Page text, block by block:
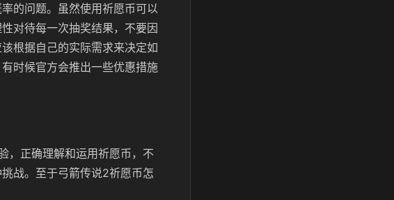
的问题。虽然使用祈愿币可以
对待每一次抽奖结果，不要因
根据自己的实际需求来决定如
时候官方会推出一些优惠措施
，正确理解和运用祈愿币，不
战。至于弓箭传说2祈愿币怎